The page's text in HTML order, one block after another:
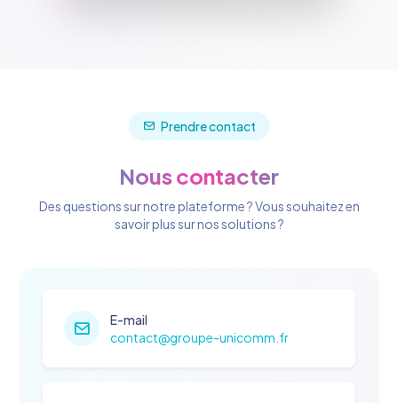
Prendre contact
Nous contacter
Des questions sur notre plateforme ? Vous souhaitez en
savoir plus sur nos solutions ?
E-mail
contact@groupe-unicomm.fr